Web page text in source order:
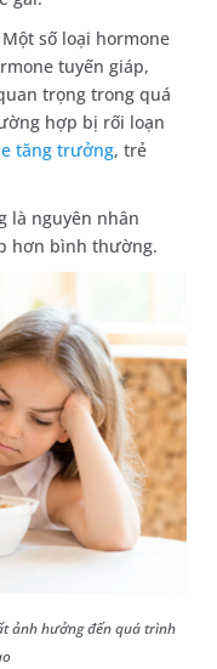
số loại hormone
tuyến giáp,
trọng trong quá
hợp bị rối loạn
tăng trưởng, trẻ
là nguyên nhân
hơn bình thường.
ảnh hưởng đến quá trình